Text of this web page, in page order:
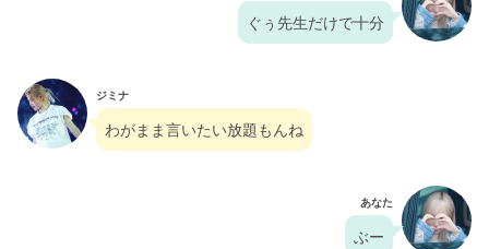
ぐぅ先生だけで十分
ジミナ
わがまま言いたい放題もんね
あなた
ぶー